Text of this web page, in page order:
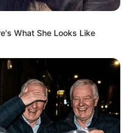
What She Looks Like